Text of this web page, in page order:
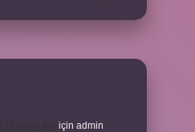
için admin